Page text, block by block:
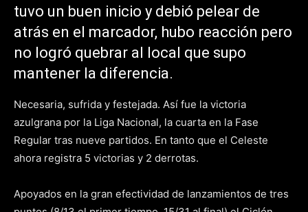
tuvo un buen inicio y debió pelear de
atrás en el marcador, hubo reacción pero
no logró quebrar al local que supo
mantener la diferencia.
Necesaria, sufrida y festejada. Así fue la victoria
azulgrana por la Liga Nacional, la cuarta en la Fase
Regular tras nueve partidos. En tanto que el Celeste
ahora registra 5 victorias y 2 derrotas.
Apoyados en la gran efectividad de lanzamientos de tres